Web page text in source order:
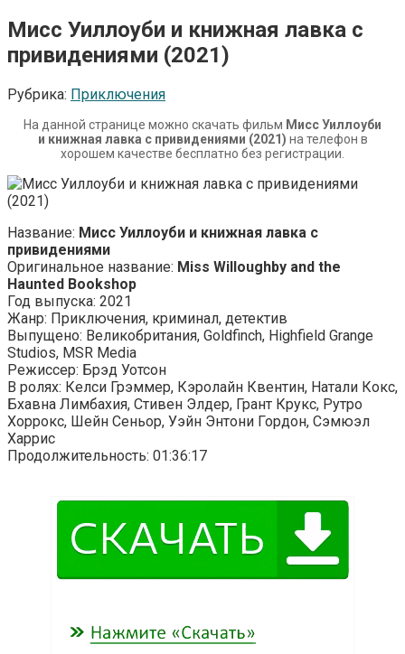
Мисс Уиллоуби и книжная лавка с
привидениями (2021)
Рубрика: Приключения
На данной странице можно скачать фильм Мисс Уиллоуби
и книжная лавка с привидениями (2021) на телефон в
хорошем качестве бесплатно без регистрации.
Название: Мисс Уиллоуби и книжная лавка с
привидениями
Оригинальное название: Miss Willoughby and the
Haunted Bookshop
Год выпуска: 2021
Жанр: Приключения, криминал, детектив
Выпущено: Великобритания, Goldfinch, Highfield Grange
Studios, MSR Media
Режиссер: Брэд Уотсон
В ролях: Келси Грэммер, Кэролайн Квентин, Натали Кокс,
Бхавна Лимбахия, Стивен Элдер, Грант Крукс, Рутро
Хоррокс, Шейн Сеньор, Уэйн Энтони Гордон, Сэмюэл
Харрис
Продолжительность: 01:36:17